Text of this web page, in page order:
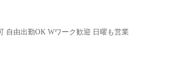
自由出勤OK Wワーク歓迎 日曜も営業